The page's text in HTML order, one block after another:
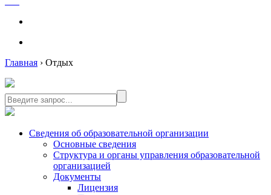
Главная › Отдых
Сведения об образовательной организации
Основные сведения
Cтруктура и органы управления образовательной
организацией
Документы
Лицензия